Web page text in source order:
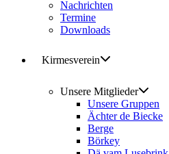
Nachrichten
Termine
Downloads
Kirmesverein
Unsere Mitglieder
Unsere Gruppen
Ächter de Biecke
Berge
Börkey